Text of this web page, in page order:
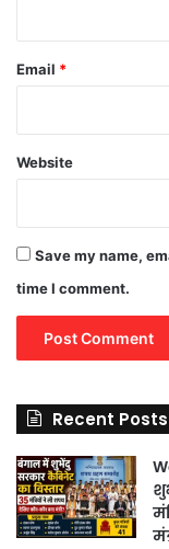
Email *
Website
Save my name,
time I comment.
Recent Posts